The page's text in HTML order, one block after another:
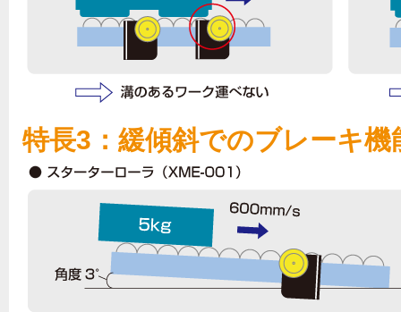
特長3：緩傾斜でのブレーキ